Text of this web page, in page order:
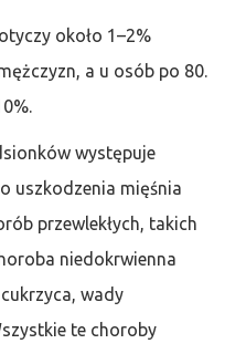
około 1–2%
a u osób po 80.
występuje
uszkodzenia mięśnia
przewlekłych, takich
niedokrwienna
wady
te choroby